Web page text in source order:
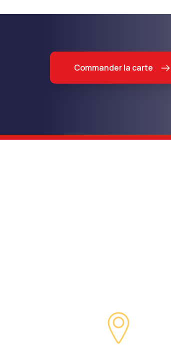
Commander la carte